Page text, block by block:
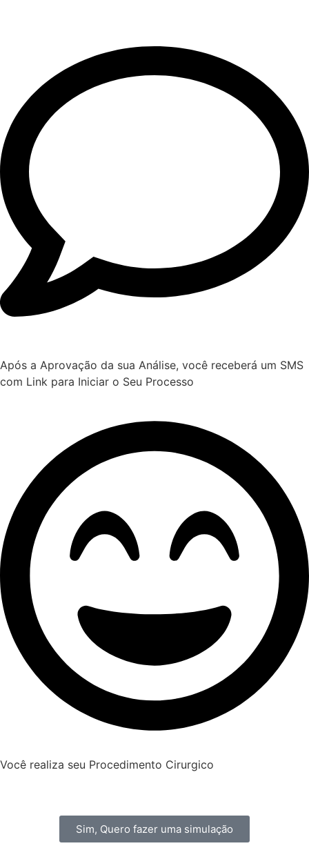
Após a Aprovação da sua Análise, você receberá um SMS
com Link para Iniciar o Seu Processo
Você realiza seu Procedimento Cirurgico
Sim, Quero fazer uma simulação